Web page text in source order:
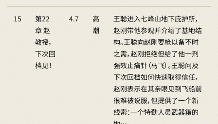
15
第22
章 赵
教授，
下次回
档见！
4.7
高
潮
王聪进入七峰山地下庇护所，
赵刚带他参观并介绍了基地结
构。王聪向赵刚要枪以备不时
之需，赵刚拒绝但给了他一剂
强效止痛针（马飞）。王聪问及
下次回档如何快速取得信任，
赵刚表示在其亲眼见到飞船前
很难被说服，但提供了一个新
线索：一个特勤人员武器箱的